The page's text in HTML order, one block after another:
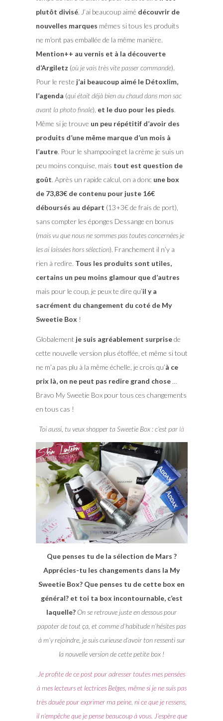
plutôt divisé. J’ai beaucoup aimé découvrir de
nouvelles marques mêmes si tous les produits
ne m’ont pas emballée de la même manière.
Mention++ au vernis et à la découverte
d’Argiletz (où je vais très vite passer commande).
Pour le reste j’ai beaucoup aimé le Détoxlim,
l’agenda (qui était déjà bien au chaud dans mon sac
avant la photo finale), et le duo pour les pieds.
Même si je trouve un peu répétitif d’avoir des
produits d’une même marque d’un mois à
l’autre. Pour le shampooing et la crème je suis un
peu moins conquise, mais tout est question de
goût. Après un rapide calcul, on a doncune box
de 73,83€ de contenu pour juste 16€
déboursés au départ (13+3€ de frais de port),
sans compter les éponges Dessange en bonus
(mais vu que nous ne sommes pas toutes concernées je
les ai laissées hors sélection). Franchement il n’y a
rien à redire. Tous les produits sont utiles,
certains un peu moins glamour que d’autres
mais pour le coup, je peux te dire qu’il y a
sacrément du changement du coté de My
Sweetie Box !
Globalement je suis agréablement surprisede
cette nouvelle version plus étoffée, et même si tout
ne m’a pas plu à la même échelle, je crois qu’à ce
prix là, on ne peut pas redire grand chose…
Bravo My Sweetie Box pour tous ces changements
en tous cas !
Toi aussi, tu veux shopper ta Sweetie Box : c’est par là
Que penses tu de la sélection de Mars ?
Apprécies-tu les changements dans la My
Sweetie Box? Que penses tu de cette box en
général? et toi ta box incontournable, c’est
laquelle? On se retrouve juste en dessous pour
papoter de tout ça, et comme d’habitude n’hésites pas
à m’y rejoindre, je suis curieuse d’avoir ton ressenti sur
la nouvelle version de cette petite box !
Je profite de ce post pour adresser toutes mes pensées
à mes lecteurs et lectrices Belges, même si je ne suis pas
très douée pour exprimer ma peine, ni ce que je ressens,
il n’empêche que je pense beaucoup à vous. J’espère que